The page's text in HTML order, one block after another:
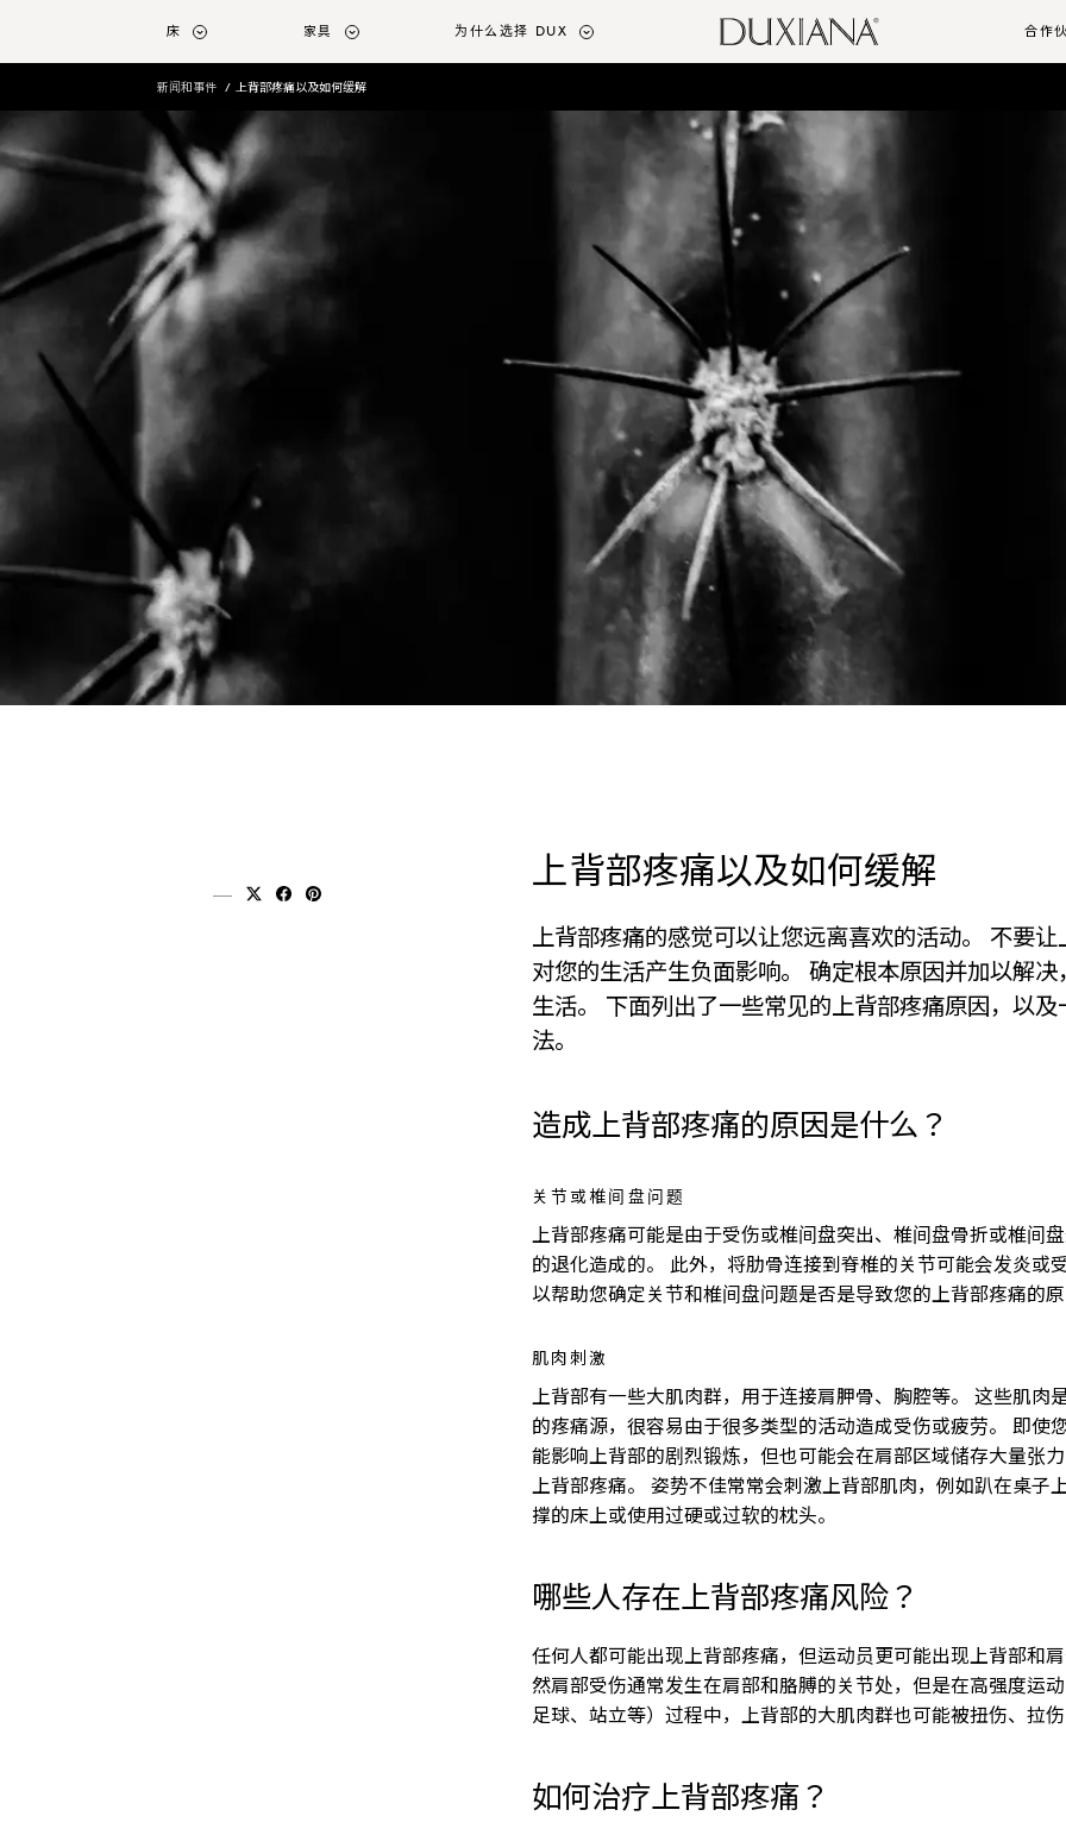
床 家具 为什么选择 DUX 合作
新闻和事件 上背部疼痛以及如何缓解
分享到 x (twitter)
分享到 facebook
分享到 pinterest 上背部疼痛以及如何缓解
上背部疼痛的感觉可以让您远离喜欢的活动。 不要让
对您的生活产生负面影响。 确定根本原因并加以解决
生活。 下面列出了一些常见的上背部疼痛原因，以及
法。
造成上背部疼痛的原因是什么？
关节或椎间盘问题
上背部疼痛可能是由于受伤或椎间盘突出、椎间盘骨折或椎间
的退化造成的。 此外，将肋骨连接到脊椎的关节可能会发炎或
以帮助您确定关节和椎间盘问题是否是导致您的上背部疼痛的原
肌肉刺激
上背部有一些大肌肉群，用于连接肩胛骨、胸腔等。 这些肌肉
的疼痛源，很容易由于很多类型的活动造成受伤或疲劳。 即使
能影响上背部的剧烈锻炼，但也可能会在肩部区域储存大量张
上背部疼痛。 姿势不佳常常会刺激上背部肌肉，例如趴在桌子
撑的床上或使用过硬或过软的枕头。
哪些人存在上背部疼痛风险？
任何人都可能出现上背部疼痛，但运动员更可能出现上背部和
然肩部受伤通常发生在肩部和胳膊的关节处，但是在高强度运动
足球、站立等）过程中，上背部的大肌肉群也可能被扭伤、拉伤
如何治疗上背部疼痛？